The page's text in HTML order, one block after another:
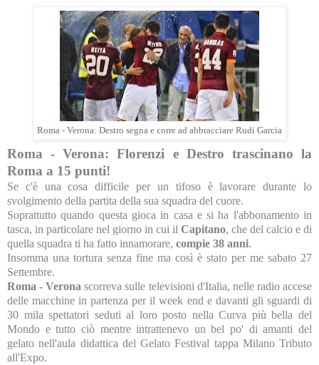
Roma - Verona: Destro segna e corre ad abbracciare Rudi Garcia
Roma - Verona: Florenzi e Destro trascinano la
Roma a 15 punti!
Se c'è una cosa difficile per un tifoso è lavorare durante lo
svolgimento della partita della sua squadra del cuore.
Soprattutto quando questa gioca in casa e si ha l'abbonamento in
tasca, in particolare nel giorno in cui il Capitano, che del calcio e di
quella squadra ti ha fatto innamorare, compie 38 anni.
Insomma una tortura senza fine ma così è stato per me sabato 27
Settembre.
Roma - Verona scorreva sulle televisioni d'Italia, nelle radio accese
delle macchine in partenza per il week end e davanti gli sguardi di
30 mila spettatori seduti al loro posto nella Curva più bella del
Mondo e tutto ciò mentre intrattenevo un bel po' di amanti del
gelato nell'aula didattica del Gelato Festival tappa Milano Tributo
all'Expo.